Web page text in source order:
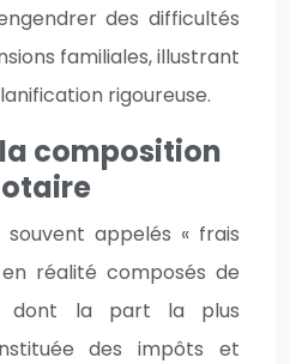
des difficultés
familiales, illustrant
rigoureuse.
composition
appelés « frais
en réalité composés de
dont la part la plus
des impôts et